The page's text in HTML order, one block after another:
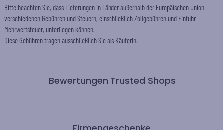
Bewertungen Trusted Shops
Bitte beachten Sie, dass Lieferungen in Länder außerhalb der Europäischen Union
verschiedenen Gebühren und Steuern, einschließlich Zollgebühren und Einfuhr-
Mehrwertsteuer, unterliegen können.
Diese Gebühren tragen ausschließlich Sie als KäuferIn.